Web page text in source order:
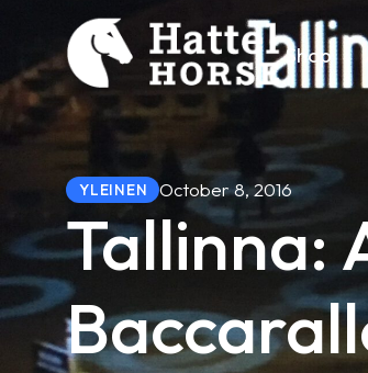
Shop
YLEINEN October 8, 2016
Tallinna: